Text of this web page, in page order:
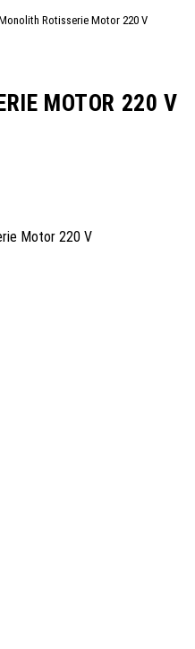
Rotisserie Motor 220 V
MOTOR 220 V
Motor 220 V